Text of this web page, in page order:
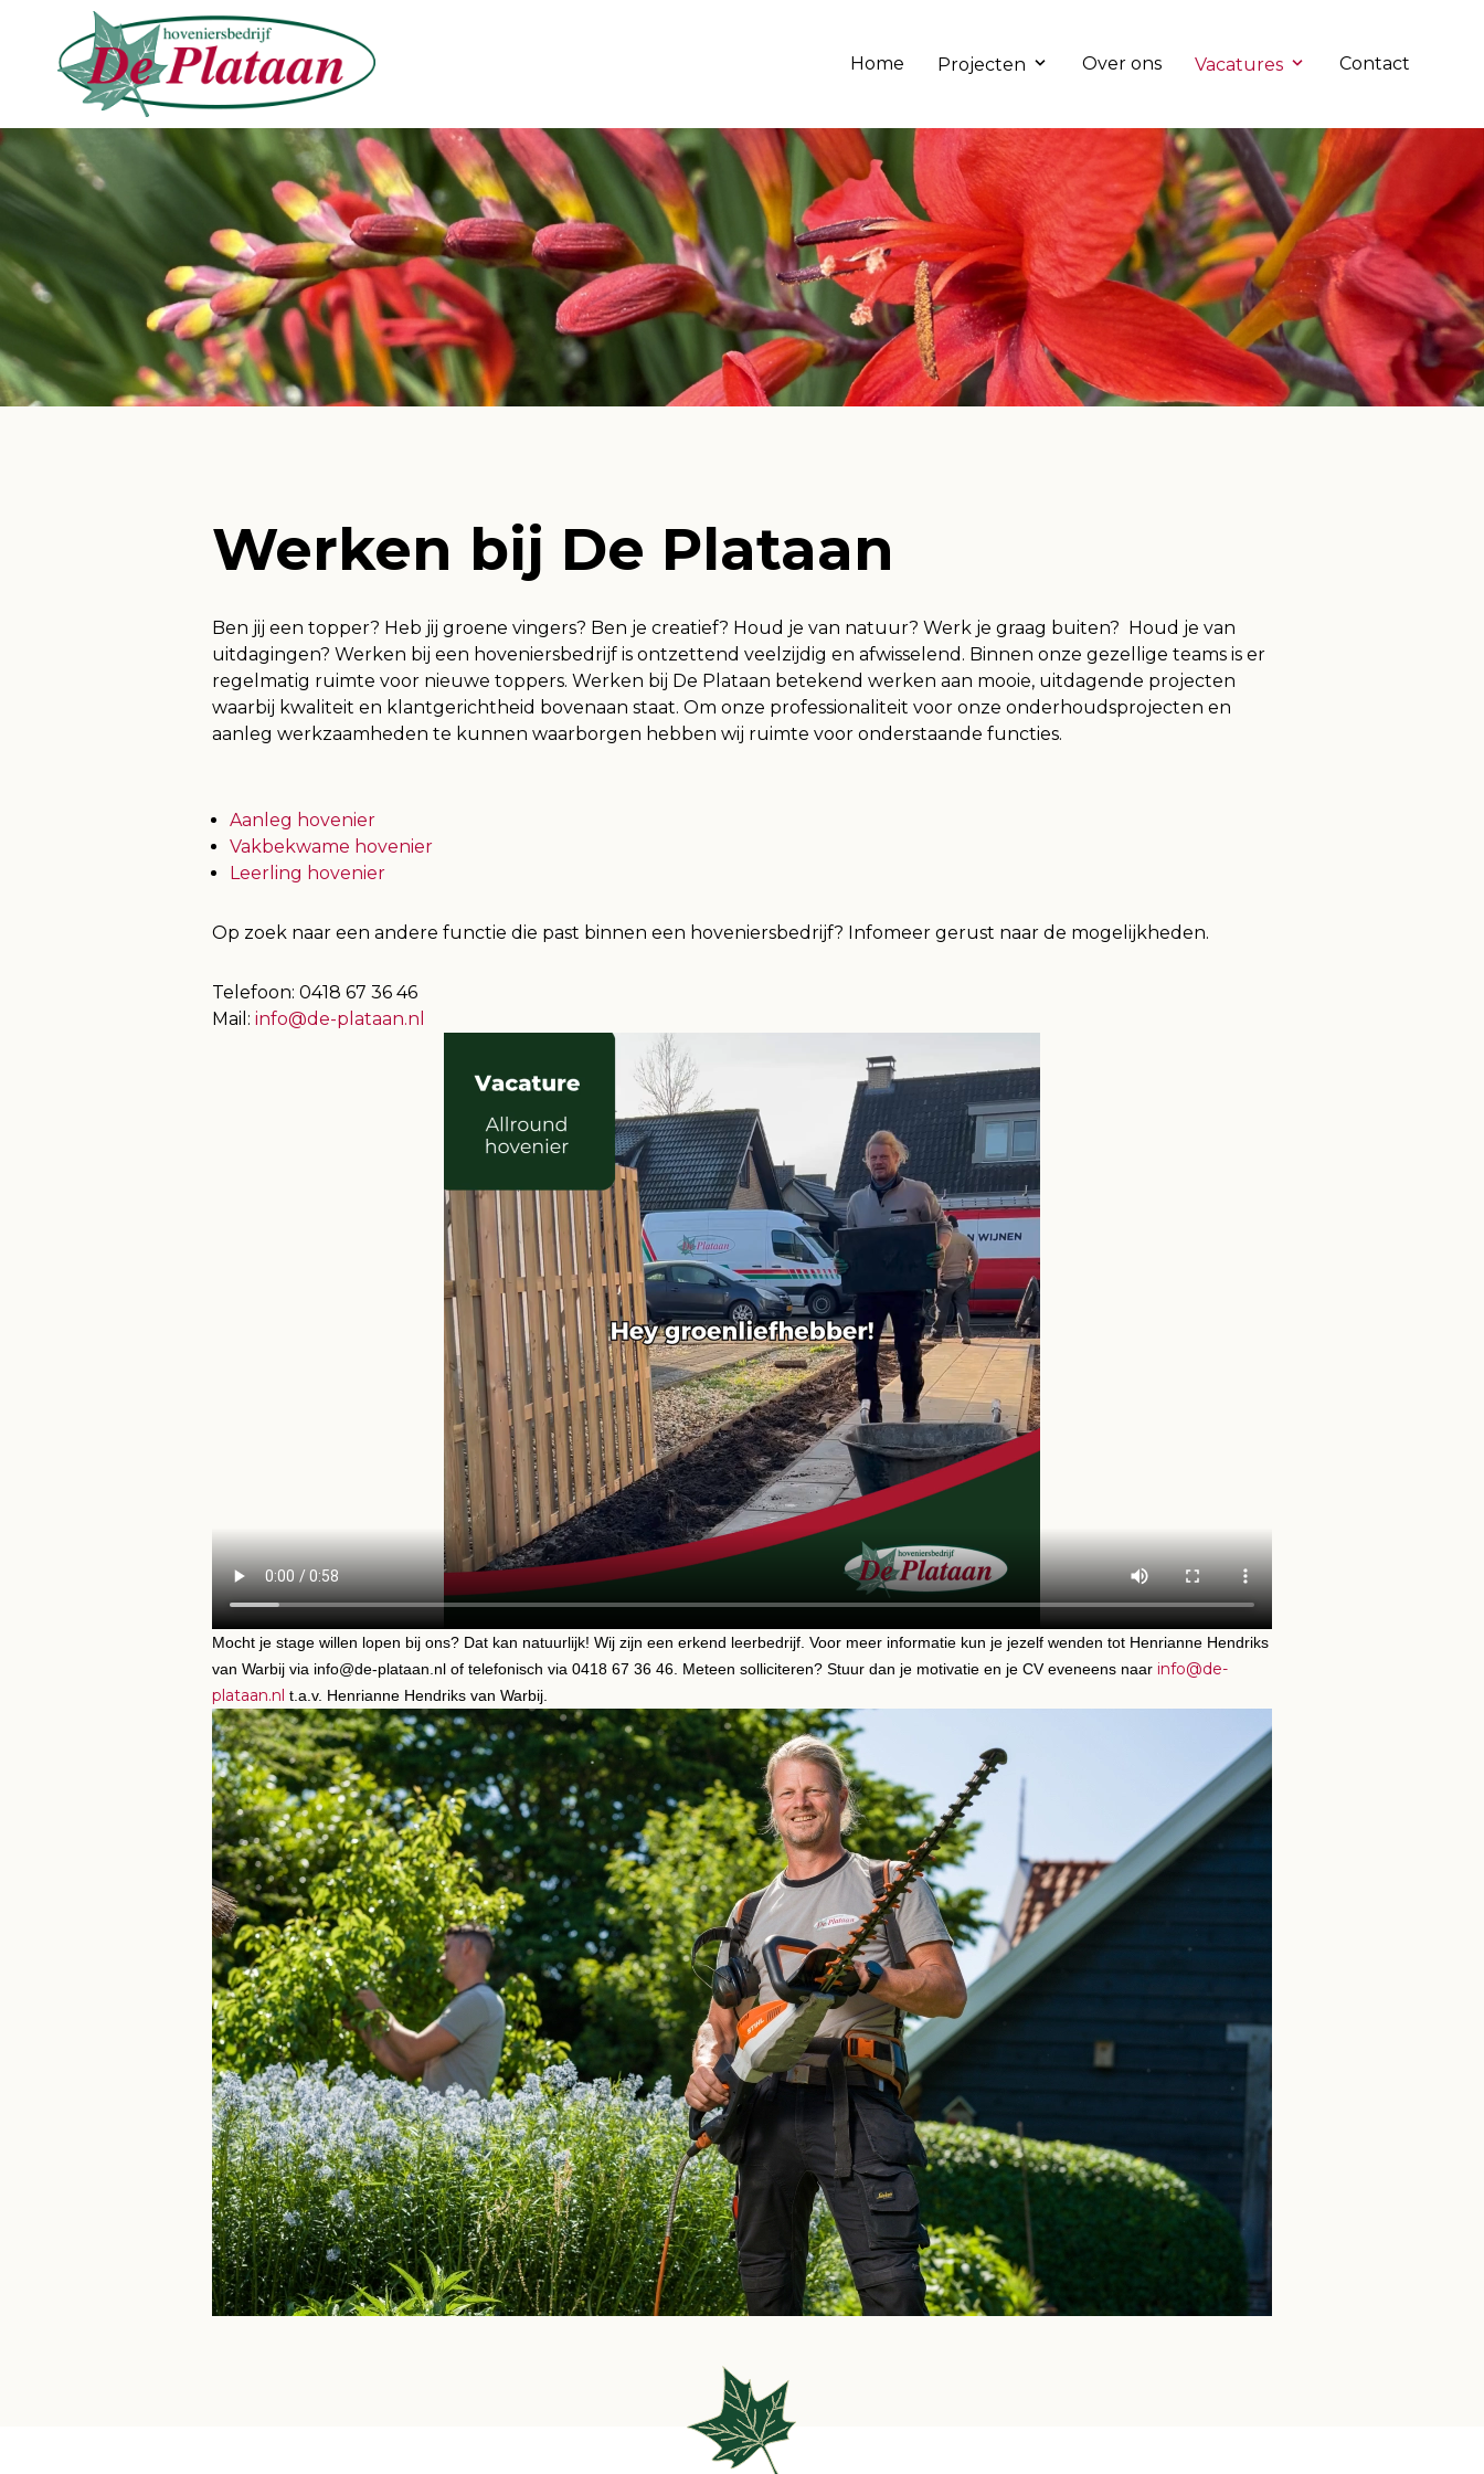
Home Projecten Over ons Vacatures Contact
Werken bij De Plataan
Ben jij een topper? Heb jij groene vingers? Ben je creatief? Houd je van natuur? Werk je graag buiten? Houd je van
uitdagingen? Werken bij een hoveniersbedrijf is ontzettend veelzijdig en afwisselend. Binnen onze gezellige teams is er
regelmatig ruimte voor nieuwe toppers. Werken bij De Plataan betekend werken aan mooie, uitdagende projecten
waarbij kwaliteit en klantgerichtheid bovenaan staat. Om onze professionaliteit voor onze onderhoudsprojecten en
aanleg werkzaamheden te kunnen waarborgen hebben wij ruimte voor onderstaande functies.
Aanleg hovenier
Vakbekwame hovenier
Leerling hovenier
Op zoek naar een andere functie die past binnen een hoveniersbedrijf? Infomeer gerust naar de mogelijkheden.
Telefoon: 0418 67 36 46
Mail: info@de-plataan.nl
Mocht je stage willen lopen bij ons? Dat kan natuurlijk! Wij zijn een erkend leerbedrijf. Voor meer informatie kun je jezelf wenden tot Henrianne Hendriks
van Warbij via info@de-plataan.nl of telefonisch via 0418 67 36 46. Meteen solliciteren? Stuur dan je motivatie en je CV eveneens naar info@de-
plataan.nl t.a.v. Henrianne Hendriks van Warbij.